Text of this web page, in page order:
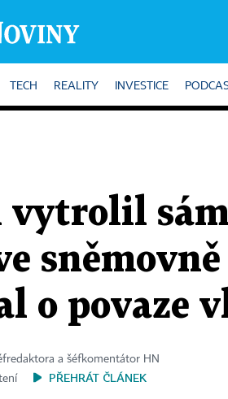
TECH REALITY INVESTICE
sám
o povaze
a šéfkomentátor HN
PŘEHRÁT ČLÁNEK